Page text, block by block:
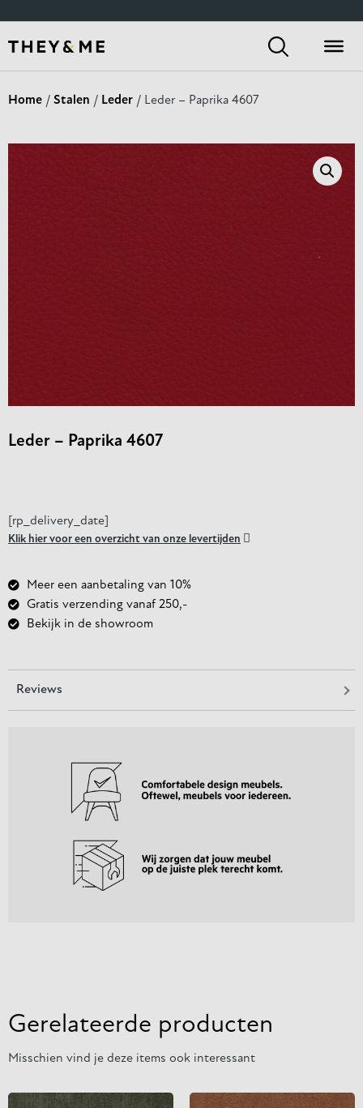
Home / Stalen / Leder / Leder – Paprika 4607
Leder – Paprika 4607
[rp_delivery_date]
Klik hier voor een overzicht van onze levertijden 
Meer een aanbetaling van 10%
Gratis verzending vanaf 250,-
Bekijk in de showroom
Reviews
Gerelateerde producten
Misschien vind je deze items ook interessant